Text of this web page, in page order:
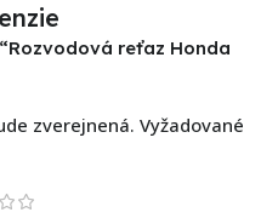
reťaz Honda
zverejnená. Vyžadované